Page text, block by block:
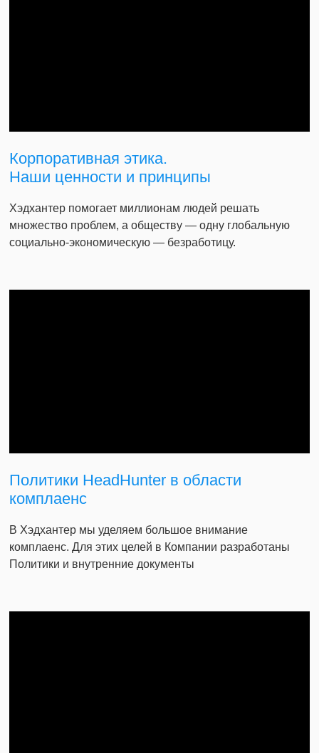
Корпоративная этика.
Наши ценности и принципы
Хэдхантер помогает миллионам людей решать
множество проблем, а обществу — одну глобальную
социально-экономическую — безработицу.
Политики HeadHunter в области
комплаенс
В Хэдхантер мы уделяем большое внимание
комплаенс. Для этих целей в Компании разработаны
Политики и внутренние документы